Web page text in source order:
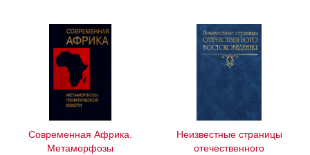
Современная Африка.
Метаморфозы
Неизвестные страницы
отечественного